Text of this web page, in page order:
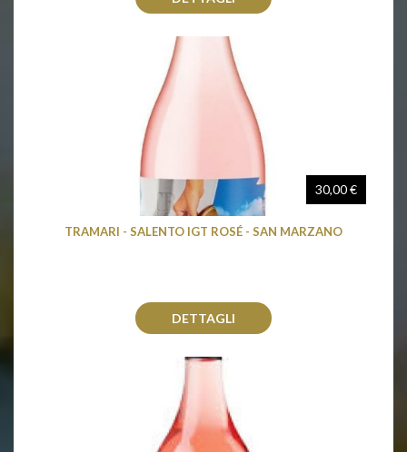
30,00 €
TRAMARI - SALENTO IGT ROSÉ - SAN MARZANO
DETTAGLI